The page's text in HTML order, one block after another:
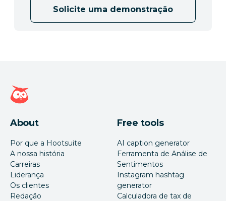
Solicite uma demonstração
Página inicial da Hootsuite
About
Por que a Hootsuite
A nossa história
Carreiras
Liderança
Os clientes
Redação
Free tools
AI caption generator
Ferramenta de Análise de
Sentimentos
Instagram hashtag
generator
Calculadora de tax de